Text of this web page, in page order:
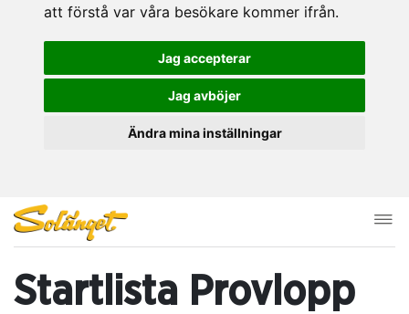
att förstå var våra besökare kommer ifrån.
Jag accepterar
Jag avböjer
Ändra mina inställningar
Startlista Provlopp